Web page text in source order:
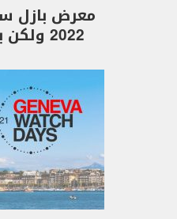
معرض بازل
2022 ولكن بشكلٍ جديدٍ!